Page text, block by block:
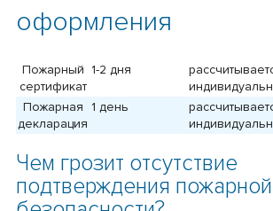
оформления
Пожарный
сертификат
1-2 дня
Пожарная
декларация
1 день
Чем грозит отсутствие
подтверждения пожарной